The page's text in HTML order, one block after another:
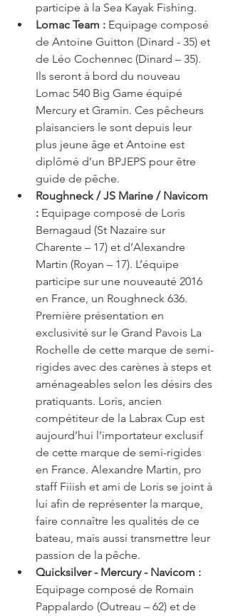
participe à la Sea Kayak Fishing.
Lomac Team : Equipage composé
de Antoine Guitton (Dinard - 35) et
de Léo Cochennec (Dinard – 35).
Ils seront à bord du nouveau
Lomac 540 Big Game équipé
Mercury et Gramin. Ces pêcheurs
plaisanciers le sont depuis leur
plus jeune âge et Antoine est
diplômé d’un BPJEPS pour être
guide de pêche.
Roughneck / JS Marine / Navicom
: Equipage composé de Loris
Bernagaud (St Nazaire sur
Charente – 17) et d’Alexandre
Martin (Royan – 17). L’équipe
participe sur une nouveauté 2016
en France, un Roughneck 636.
Première présentation en
exclusivité sur le Grand Pavois La
Rochelle de cette marque de semi-
rigides avec des carènes à steps et
aménageables selon les désirs des
pratiquants. Loris, ancien
compétiteur de la Labrax Cup est
aujourd’hui l’importateur exclusif
de cette marque de semi-rigides
en France. Alexandre Martin, pro
staff Fiiish et ami de Loris se joint à
lui afin de représenter la marque,
faire connaître les qualités de ce
bateau, mais aussi transmettre leur
passion de la pêche.
Quicksilver - Mercury - Navicom :
Equipage composé de Romain
Pappalardo (Outreau – 62) et de